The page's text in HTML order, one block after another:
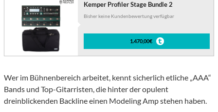
Kemper Profiler Stage Bundle 2
Bisher keine Kundenbewertung verfügbar
1.470,00€
Wer im Bühnenbereich arbeitet, kennt sicherlich etliche „AAA“
Bands und Top-Gitarristen, die hinter der opulent
dreinblickenden Backline einen Modeling Amp stehen haben.